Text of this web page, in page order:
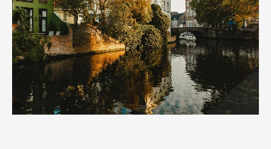
Колбаса с/к Коньячная
230
Нарезка Сервелат "Кремлёвский"
110